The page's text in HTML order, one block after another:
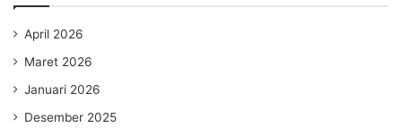
April 2026
Maret 2026
Januari 2026
Desember 2025